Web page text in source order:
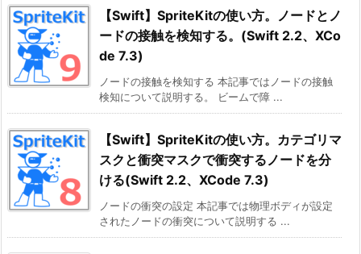
【Swift】SpriteKitの使い方。ノードとノ
ードの接触を検知する。(Swift 2.2、XCo
de 7.3)
ノードの接触を検知する 本記事ではノードの接触
検知について説明する。 ビームで障 ...
【Swift】SpriteKitの使い方。カテゴリマ
スクと衝突マスクで衝突するノードを分
ける(Swift 2.2、XCode 7.3)
ノードの衝突の設定 本記事では物理ボディが設定
されたノードの衝突について説明する ...